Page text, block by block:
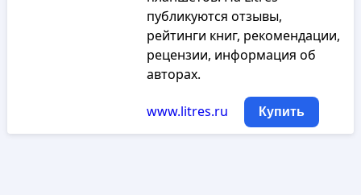
публикуются отзывы,
рейтинги книг, рекомендации,
рецензии, информация об
авторах.
www.litres.ru Купить